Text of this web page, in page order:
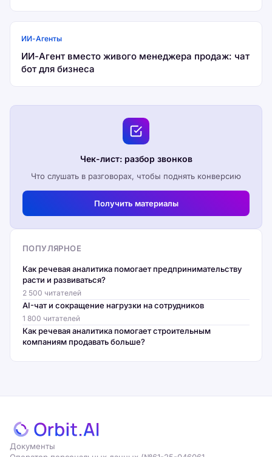
ИИ-Агенты
ИИ-Агент вместо живого менеджера продаж: чат
бот для бизнеса
Чек-лист: разбор звонков
Что слушать в разговорах, чтобы поднять конверсию
Получить материалы
ПОПУЛЯРНОЕ
Как речевая аналитика помогает предпринимательству
расти и развиваться?
2 500 читателей
AI-чат и сокращение нагрузки на сотрудников
1 800 читателей
Как речевая аналитика помогает строительным
компаниям продавать больше?
Документы